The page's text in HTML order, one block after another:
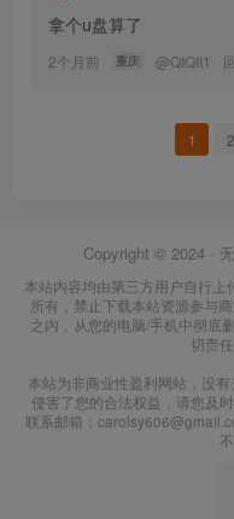
拿个u盘算了
2个月前 重庆 @QIQII1
1 2
Copyright © 2024 ·
本站内容均由第三方用户自行上
所有，禁止下载本站资源参与
之内，从您的电脑/手机中彻底
切责
本站为非商业性盈利网站，没
侵害了您的合法权益，请您及
联系邮箱：